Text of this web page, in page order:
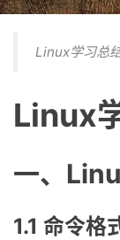
Linux学习总
Linux
一、
1.1 命令格